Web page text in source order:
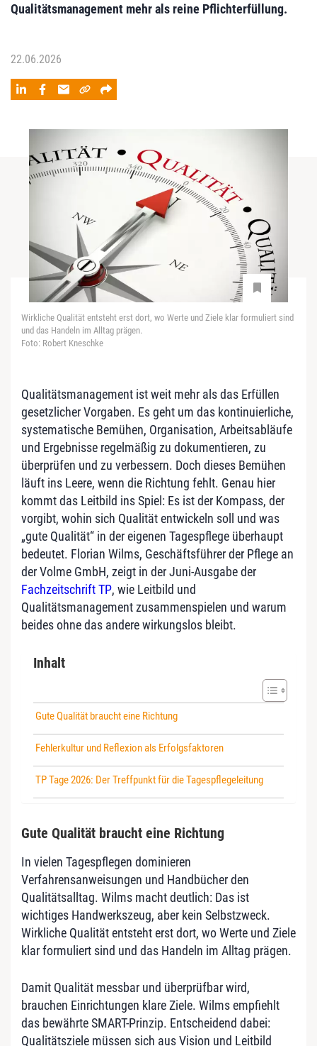
Qualitätsmanagement mehr als reine Pflichterfüllung.
22.06.2026
Wirkliche Qualität entsteht erst dort, wo Werte und Ziele klar formuliert sind
und das Handeln im Alltag prägen.
Foto: Robert Kneschke
Qualitätsmanagement ist weit mehr als das Erfüllen
gesetzlicher Vorgaben. Es geht um das kontinuierliche,
systematische Bemühen, Organisation, Arbeitsabläufe
und Ergebnisse regelmäßig zu dokumentieren, zu
überprüfen und zu verbessern. Doch dieses Bemühen
läuft ins Leere, wenn die Richtung fehlt. Genau hier
kommt das Leitbild ins Spiel: Es ist der Kompass, der
vorgibt, wohin sich Qualität entwickeln soll und was
„gute Qualität“ in der eigenen Tagespflege überhaupt
bedeutet. Florian Wilms, Geschäftsführer der Pflege an
der Volme GmbH, zeigt in der Juni-Ausgabe der
Fachzeitschrift TP, wie Leitbild und
Qualitätsmanagement zusammenspielen und warum
beides ohne das andere wirkungslos bleibt.
Inhalt
Gute Qualität braucht eine Richtung
Fehlerkultur und Reflexion als Erfolgsfaktoren
TP Tage 2026: Der Treffpunkt für die Tagespflegeleitung
Gute Qualität braucht eine Richtung
In vielen Tagespflegen dominieren
Verfahrensanweisungen und Handbücher den
Qualitätsalltag. Wilms macht deutlich: Das ist
wichtiges Handwerkszeug, aber kein Selbstzweck.
Wirkliche Qualität entsteht erst dort, wo Werte und Ziele
klar formuliert sind und das Handeln im Alltag prägen.
Damit Qualität messbar und überprüfbar wird,
brauchen Einrichtungen klare Ziele. Wilms empfiehlt
das bewährte SMART-Prinzip. Entscheidend dabei:
Qualitätsziele müssen sich aus Vision und Leitbild